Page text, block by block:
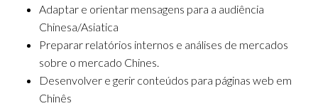
Adaptar e orientar mensagens para a audiência
Chinesa/Asiatica
Preparar relatórios internos e análises de mercados
sobre o mercado Chines.
Desenvolver e gerir conteúdos para páginas web em
Chinês